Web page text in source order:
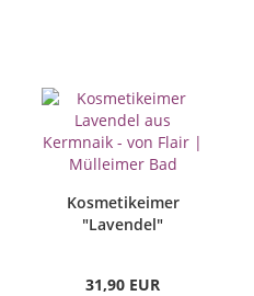
Kosmetikeimer
"Lavendel"
31,90 EUR